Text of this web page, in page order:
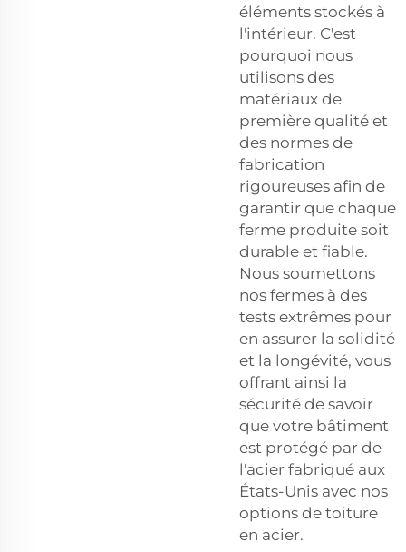
éléments stockés à
l'intérieur. C'est
pourquoi nous
utilisons des
matériaux de
première qualité et
des normes de
fabrication
rigoureuses afin de
garantir que chaque
ferme produite soit
durable et fiable.
Nous soumettons
nos fermes à des
tests extrêmes pour
en assurer la solidité
et la longévité, vous
offrant ainsi la
sécurité de savoir
que votre bâtiment
est protégé par de
l'acier fabriqué aux
États-Unis avec nos
options de toiture
en acier.